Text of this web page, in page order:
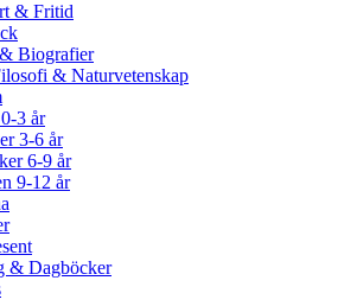
& Fritid
Biografier
& Naturvetenskap
3 år
3-6 år
6-9 år
9-12 år
& Dagböcker